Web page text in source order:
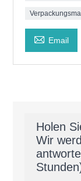
 Email
Holen
Wir